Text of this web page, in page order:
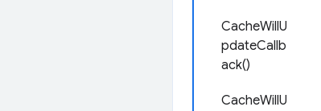
CacheWillU
pdateCallb
ack()
CacheWillU